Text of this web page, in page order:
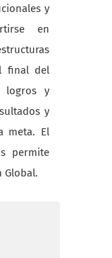
y
en
final del
logros y
y
meta. El
permite
Global.